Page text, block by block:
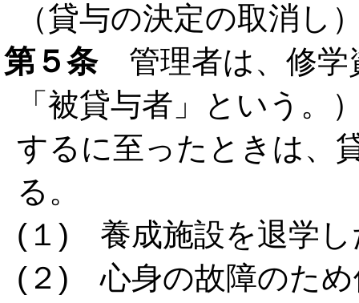
（貸与の決定の取消し
第５条管理者は、修学
「被貸与者」という。
するに至ったときは、
る。
(１) 養成施設を退学し
(２) 心身の故障のため